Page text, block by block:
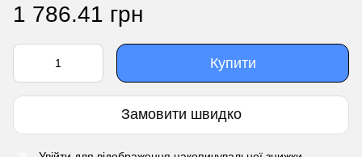
1 786.41 грн
Купити
Замовити швидко